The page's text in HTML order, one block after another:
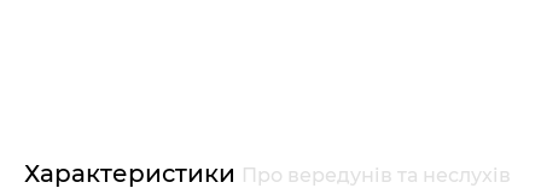
Характеристики Про вередунів та неслухів